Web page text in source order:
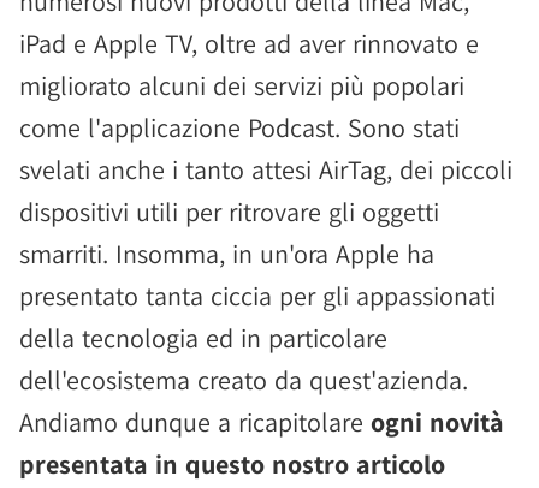
iPad e Apple TV, oltre ad aver rinnovato e
migliorato alcuni dei servizi più popolari
come l'applicazione Podcast. Sono stati
svelati anche i tanto attesi AirTag, dei piccoli
dispositivi utili per ritrovare gli oggetti
smarriti. Insomma, in un'ora Apple ha
presentato tanta ciccia per gli appassionati
della tecnologia ed in particolare
dell'ecosistema creato da quest'azienda.
Andiamo dunque a ricapitolare ogni novità
presentata in questo nostro articolo